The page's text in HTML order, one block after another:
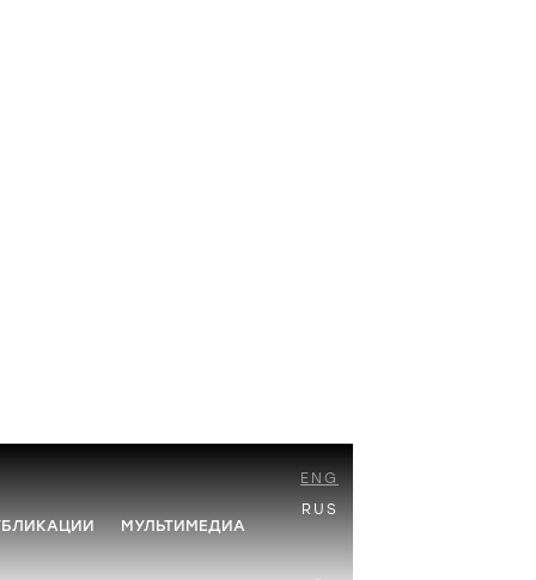
ENG
RUS
МУЛЬТИМЕДИА